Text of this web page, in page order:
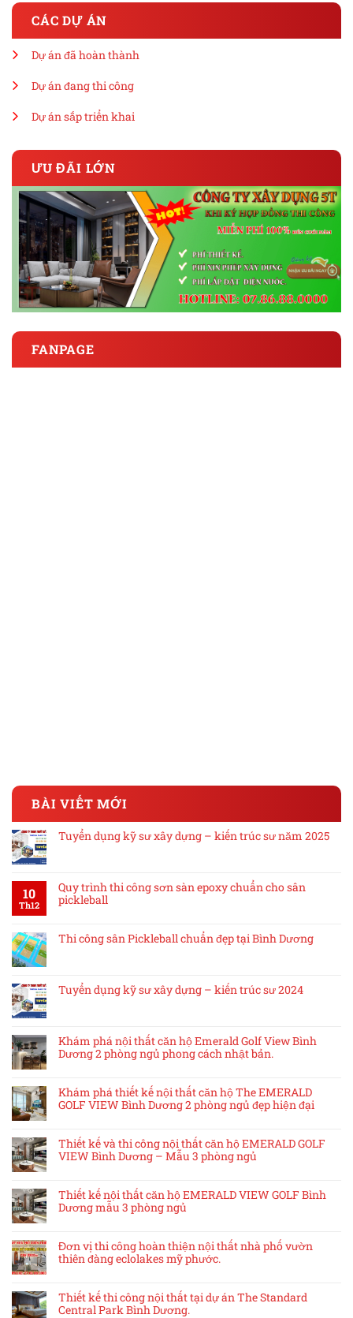
CÁC DỰ ÁN
Dự án đã hoàn thành
Dự án đang thi công
Dự án sắp triển khai
ƯU ĐÃI LỚN
FANPAGE
BÀI VIẾT MỚI
Tuyển dụng kỹ sư xây dựng – kiến trúc sư năm 2025
10
Th12
Quy trình thi công sơn sàn epoxy chuẩn cho sân
pickleball
Thi công sân Pickleball chuẩn đẹp tại Bình Dương
Tuyển dụng kỹ sư xây dựng – kiến trúc sư 2024
Khám phá nội thất căn hộ Emerald Golf View Bình
Dương 2 phòng ngủ phong cách nhật bản.
Khám phá thiết kế nội thất căn hộ The EMERALD
GOLF VIEW Bình Dương 2 phòng ngủ đẹp hiện đại
Thiết kế và thi công nội thất căn hộ EMERALD GOLF
VIEW Bình Dương – Mẫu 3 phòng ngủ
Thiết kế nội thất căn hộ EMERALD VIEW GOLF Bình
Dương mẫu 3 phòng ngủ
Đơn vị thi công hoàn thiện nội thất nhà phố vườn
thiên đàng eclolakes mỹ phước.
Thiết kế thi công nội thất tại dự án The Standard
Central Park Bình Dương.